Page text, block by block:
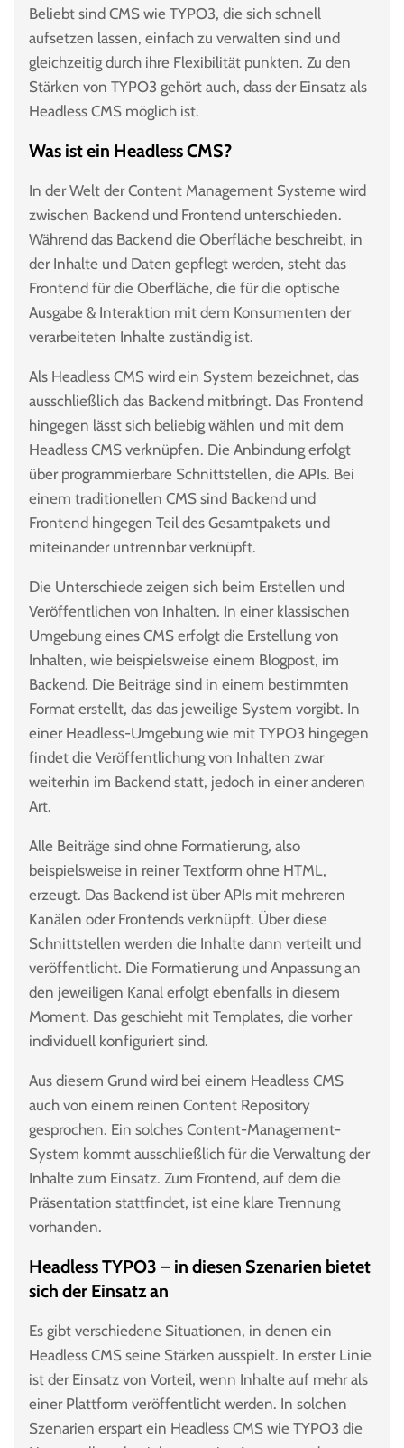
Beliebt sind CMS wie TYPO3, die sich schnell
aufsetzen lassen, einfach zu verwalten sind und
gleichzeitig durch ihre Flexibilität punkten. Zu den
Stärken von TYPO3 gehört auch, dass der Einsatz als
Headless CMS möglich ist.
Was ist ein Headless CMS?
In der Welt der Content Management Systeme wird
zwischen Backend und Frontend unterschieden.
Während das Backend die Oberfläche beschreibt, in
der Inhalte und Daten gepflegt werden, steht das
Frontend für die Oberfläche, die für die optische
Ausgabe & Interaktion mit dem Konsumenten der
verarbeiteten Inhalte zuständig ist.
Als Headless CMS wird ein System bezeichnet, das
ausschließlich das Backend mitbringt. Das Frontend
hingegen lässt sich beliebig wählen und mit dem
Headless CMS verknüpfen. Die Anbindung erfolgt
über programmierbare Schnittstellen, die APIs. Bei
einem traditionellen CMS sind Backend und
Frontend hingegen Teil des Gesamtpakets und
miteinander untrennbar verknüpft.
Die Unterschiede zeigen sich beim Erstellen und
Veröffentlichen von Inhalten. In einer klassischen
Umgebung eines CMS erfolgt die Erstellung von
Inhalten, wie beispielsweise einem Blogpost, im
Backend. Die Beiträge sind in einem bestimmten
Format erstellt, das das jeweilige System vorgibt. In
einer Headless-Umgebung wie mit TYPO3 hingegen
findet die Veröffentlichung von Inhalten zwar
weiterhin im Backend statt, jedoch in einer anderen
Art.
Alle Beiträge sind ohne Formatierung, also
beispielsweise in reiner Textform ohne HTML,
erzeugt. Das Backend ist über APIs mit mehreren
Kanälen oder Frontends verknüpft. Über diese
Schnittstellen werden die Inhalte dann verteilt und
veröffentlicht. Die Formatierung und Anpassung an
den jeweiligen Kanal erfolgt ebenfalls in diesem
Moment. Das geschieht mit Templates, die vorher
individuell konfiguriert sind.
Aus diesem Grund wird bei einem Headless CMS
auch von einem reinen Content Repository
gesprochen. Ein solches Content-Management-
System kommt ausschließlich für die Verwaltung der
Inhalte zum Einsatz. Zum Frontend, auf dem die
Präsentation stattfindet, ist eine klare Trennung
vorhanden.
Headless TYPO3 – in diesen Szenarien bietet
sich der Einsatz an
Es gibt verschiedene Situationen, in denen ein
Headless CMS seine Stärken ausspielt. In erster Linie
ist der Einsatz von Vorteil, wenn Inhalte auf mehr als
einer Plattform veröffentlicht werden. In solchen
Szenarien erspart ein Headless CMS wie TYPO3 die